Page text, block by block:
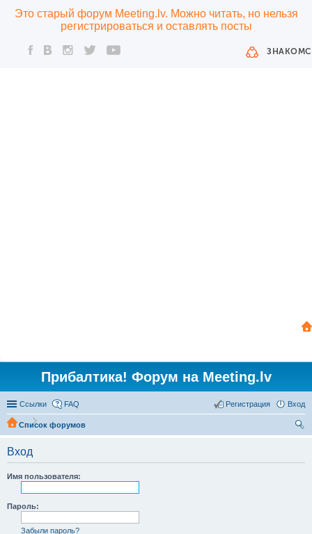
Это старый форум Meeting.lv. Можно читать, но нельзя
регистрироваться и оставлять посты
Прибалтика! Форум на Meeting.lv
Ссылки FAQ Вход
Регистрация
Список форумов
Вход
Имя пользователя:
Пароль:
Забыли пароль?